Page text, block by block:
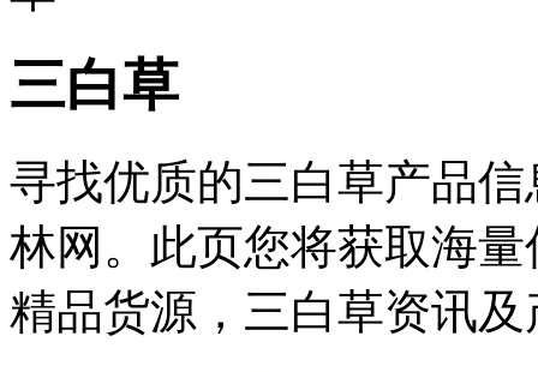
三白草
寻找优质的三白草产品
林网。此页您将获取海
精品货源，三白草资讯